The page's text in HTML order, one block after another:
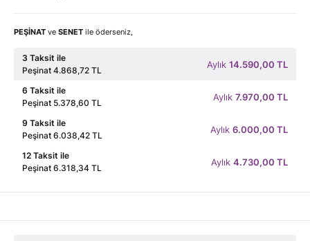
PEŞİNAT ve SENET ile öderseniz,
3 Taksit ile
Peşinat 4.868,72 TL
Aylık 14.590,00 TL
6 Taksit ile
Peşinat 5.378,60 TL
Aylık 7.970,00 TL
9 Taksit ile
Peşinat 6.038,42 TL
Aylık 6.000,00 TL
12 Taksit ile
Peşinat 6.318,34 TL
Aylık 4.730,00 TL